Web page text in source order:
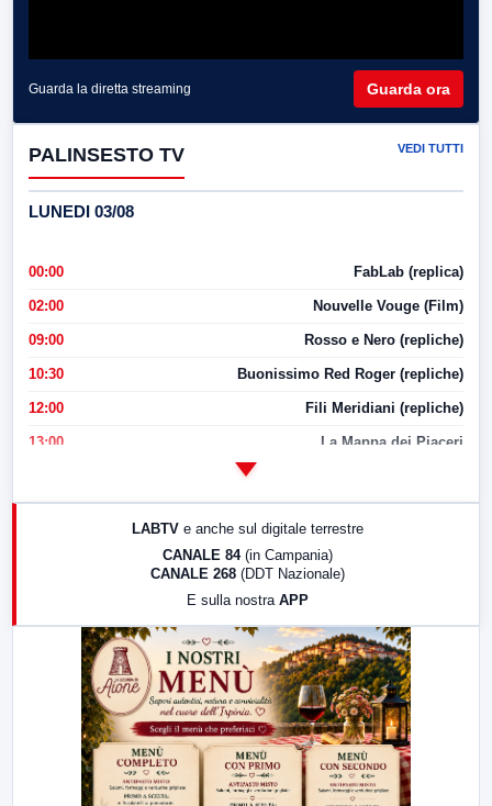
Guarda la diretta streaming Guarda ora
PALINSESTO TV VEDI TUTTI
LUNEDI 03/08
00:00 FabLab (replica)
02:00 Nouvelle Vouge (Film)
09:00 Rosso e Nero (repliche)
10:30 Buonissimo Red Roger (repliche)
12:00 Fili Meridiani (repliche)
13:00 La Mappa dei Piaceri
17:00 LabNews (replica)
LabNews (replica)
LABTV e anche sul digitale terrestre
CANALE 84 (in Campania)
CANALE 268 (DDT Nazionale)
E sulla nostra APP